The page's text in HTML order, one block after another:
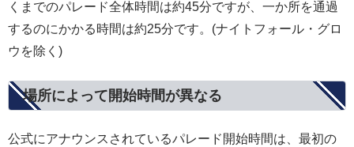
くまでのパレード全体時間は約45分ですが、一か所を通過
するのにかかる時間は約25分です。(ナイトフォール・グロ
ウを除く)
場所によって開始時間が異なる
公式にアナウンスされているパレード開始時間は、最初の